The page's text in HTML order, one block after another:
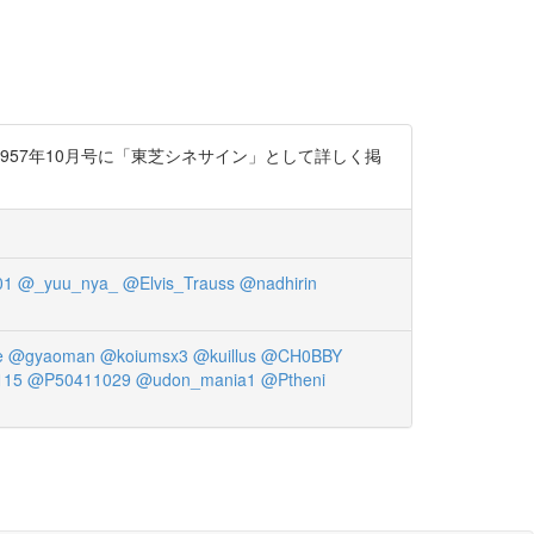
年10月号に「東芝シネサイン」として詳しく掲
@_yuu_nya_ @Elvis_Trauss @nadhirin
@gyaoman @koiumsx3 @kuillus @CH0BBY
@P50411029 @udon_mania1 @Ptheni